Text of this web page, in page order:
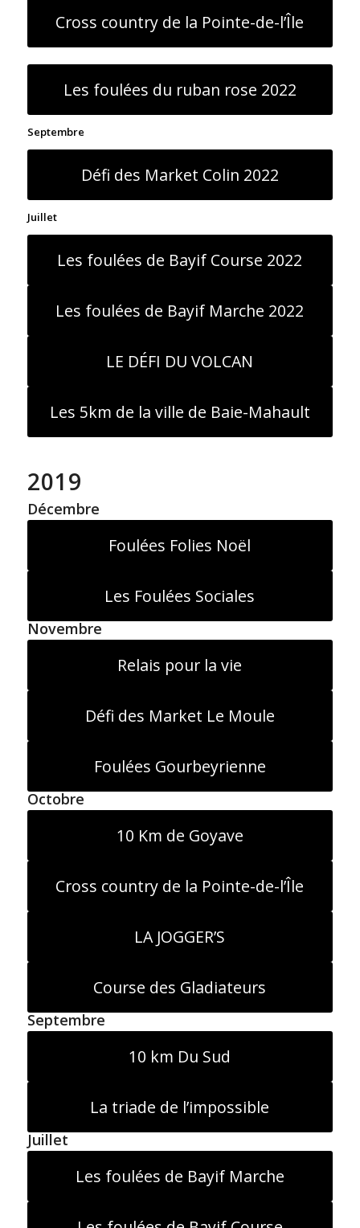
Cross country de la Pointe-de-l’Île
Les foulées du ruban rose 2022
Septembre
Défi des Market Colin 2022
Juillet
Les foulées de Bayif Course 2022
Les foulées de Bayif Marche 2022
LE DÉFI DU VOLCAN
Les 5km de la ville de Baie-Mahault
2019
Décembre
Foulées Folies Noël
Les Foulées Sociales
Novembre
Relais pour la vie
Défi des Market Le Moule
Foulées Gourbeyrienne
Octobre
10 Km de Goyave
Cross country de la Pointe-de-l’Île
LA JOGGER’S
Course des Gladiateurs
Septembre
10 km Du Sud
La triade de l’impossible
Juillet
Les foulées de Bayif Marche